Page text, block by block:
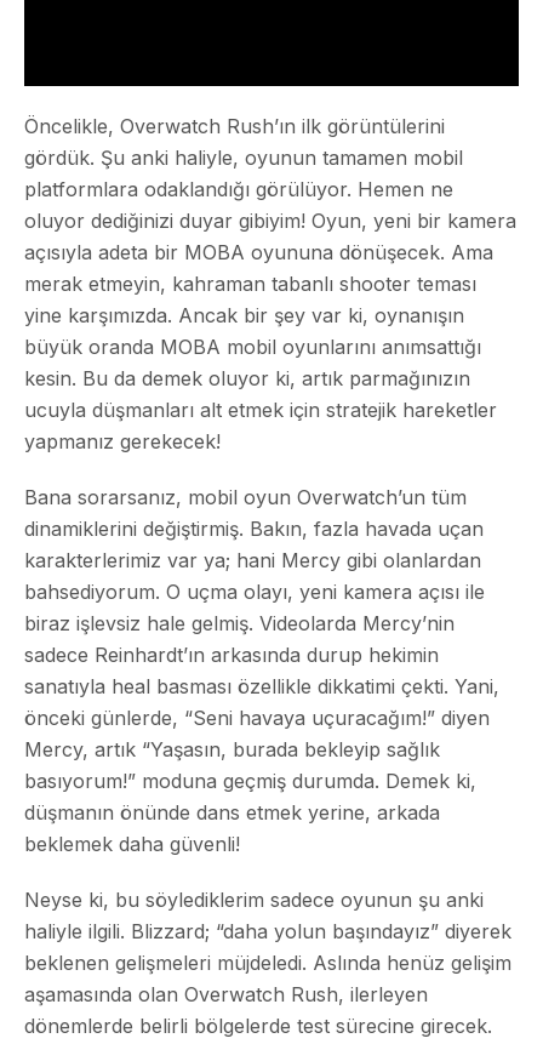
Öncelikle, Overwatch Rush’ın ilk görüntülerini
gördük. Şu anki haliyle, oyunun tamamen mobil
platformlara odaklandığı görülüyor. Hemen ne
oluyor dediğinizi duyar gibiyim! Oyun, yeni bir kamera
açısıyla adeta bir MOBA oyununa dönüşecek. Ama
merak etmeyin, kahraman tabanlı shooter teması
yine karşımızda. Ancak bir şey var ki, oynanışın
büyük oranda MOBA mobil oyunlarını anımsattığı
kesin. Bu da demek oluyor ki, artık parmağınızın
ucuyla düşmanları alt etmek için stratejik hareketler
yapmanız gerekecek!
Bana sorarsanız, mobil oyun Overwatch’un tüm
dinamiklerini değiştirmiş. Bakın, fazla havada uçan
karakterlerimiz var ya; hani Mercy gibi olanlardan
bahsediyorum. O uçma olayı, yeni kamera açısı ile
biraz işlevsiz hale gelmiş. Videolarda Mercy’nin
sadece Reinhardt’ın arkasında durup hekimin
sanatıyla heal basması özellikle dikkatimi çekti. Yani,
önceki günlerde, “Seni havaya uçuracağım!” diyen
Mercy, artık “Yaşasın, burada bekleyip sağlık
basıyorum!” moduna geçmiş durumda. Demek ki,
düşmanın önünde dans etmek yerine, arkada
beklemek daha güvenli!
Neyse ki, bu söylediklerim sadece oyunun şu anki
haliyle ilgili. Blizzard; “daha yolun başındayız” diyerek
beklenen gelişmeleri müjdeledi. Aslında henüz gelişim
aşamasında olan Overwatch Rush, ilerleyen
dönemlerde belirli bölgelerde test sürecine girecek.